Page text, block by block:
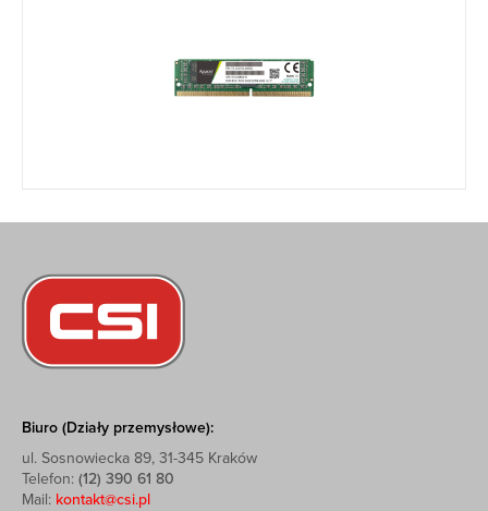
Biuro (Działy przemysłowe):
ul. Sosnowiecka 89, 31-345 Kraków
Telefon: (12) 390 61 80
Mail: kontakt@csi.pl